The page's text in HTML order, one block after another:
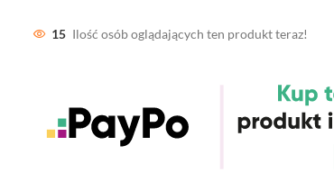
15 Ilość osób oglądających ten produkt teraz!